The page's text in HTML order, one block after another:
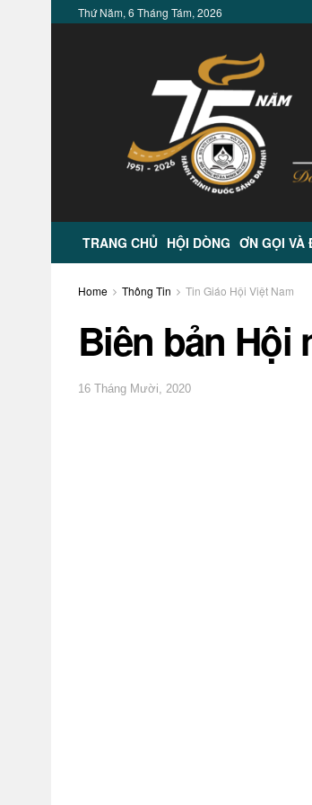
Thứ Năm, 6 Tháng Tám, 2026
TRANG CHỦ HỘI DÒNG ƠN GỌI VÀ
Home Thông Tin Tin Giáo Hội Việt Nam
Biên bản Hội
16 Tháng Mười, 2020